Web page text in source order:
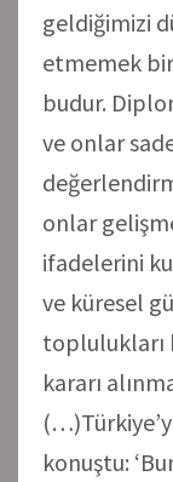
geldiğimizi
etmemek
budur.
ve onlar
onlar
ifadelerini
ve küresel
toplulukları
kararı
konuştu: